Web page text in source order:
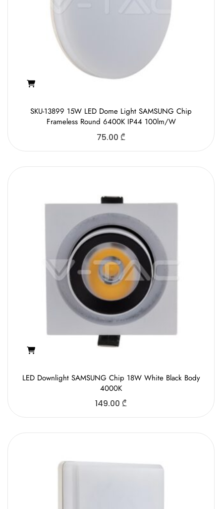
SKU-13899 15W LED Dome Light SAMSUNG Chip
Frameless Round 6400K IP44 100lm/W
75.00 ₾
LED Downlight SAMSUNG Chip 18W White Black Body
4000K
149.00 ₾